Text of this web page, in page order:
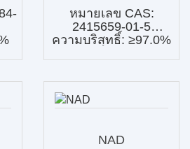
หมายเลข CAS:
2415659-01-5
ความบริสุทธิ์: ≥97.0%
NAD